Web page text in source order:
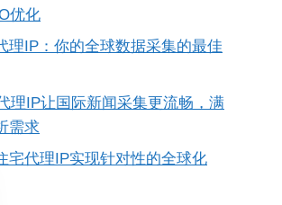
优化
理IP：你的全球数据采集的最佳
理IP让国际新闻采集更流畅，满
需求
宅代理IP实现针对性的全球化